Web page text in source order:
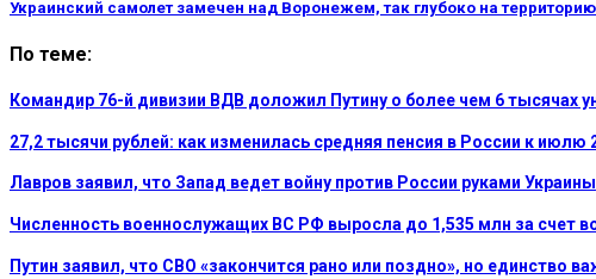
Украинский самолет замечен над Воронежем, так глубоко на
По теме:
Командир 76-й дивизии ВДВ доложил Путину о более чем 6 тысячах
27,2 тысячи рублей: как изменилась средняя пенсия в России к июлю
Лавров заявил, что Запад ведет войну против России руками Украины
Численность военнослужащих ВС РФ выросла до 1,535 млн за счет
Путин заявил, что СВО «закончится рано или поздно», но единство